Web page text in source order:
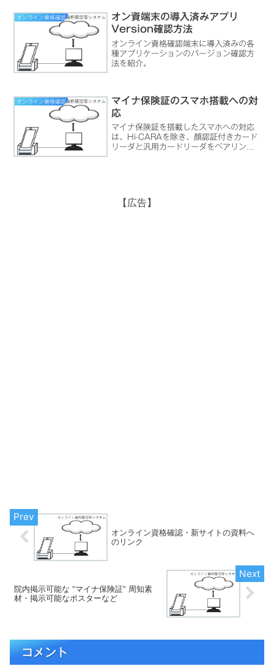
が「医療機関等向け総合ポータルサイ
ト」へ「医療機関等向け総合...
オンライン資格確認
オン資端末の導入済みアプリ
Version確認方法
オンライン資格確認端末に導入済みの各
種アプリケーションのバージョン確認方
法を紹介。
オンライン資格確認
マイナ保険証のスマホ搭載への対
応
マイナ保険証を搭載したスマホへの対応
は、Hi-CARAを除き、顔認証付きカード
リーダと汎用カードリーダをペアリング
問い合わせ先は次の．．．
【広告】
オンライン資格確認・新サイトの資料へ
のリンク
院内掲示可能な “マイナ保険証” 周知素
材・掲示可能なポスターなど
コメント